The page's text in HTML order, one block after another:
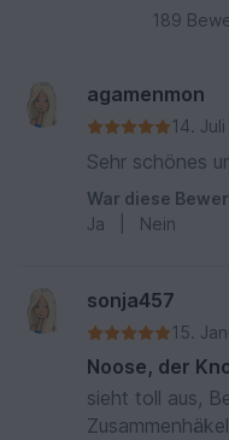
189
agamenmon
14.
Sehr schönes
War diese
Ja
Nein
sonja457
15.
Noose, der
sieht toll aus,